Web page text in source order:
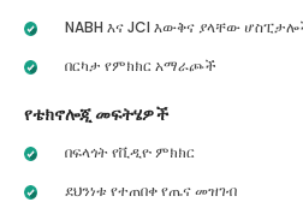
NABH እና JCI እውቅና ያላቸው
በርካታ የምክክር አማራጮች
የቴክኖሎጂ መፍትሄዎች
በፍላጎት የቪዲዮ ምክክር
ደህንነቱ የተጠበቀ የጤና መዝገብ